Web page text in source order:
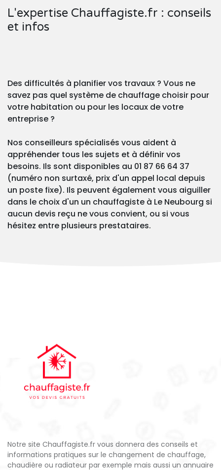
L'expertise Chauffagiste.fr : conseils
et infos
Des difficultés à planifier vos travaux ? Vous ne
savez pas quel système de chauffage choisir pour
votre habitation ou pour les locaux de votre
entreprise ?
Nos conseilleurs spécialisés vous aident à
appréhender tous les sujets et à définir vos
besoins. Ils sont disponibles au 01 87 66 64 37
(numéro non surtaxé, prix d'un appel local depuis
un poste fixe). Ils peuvent également vous aiguiller
dans le choix d'un un chauffagiste à Le Neubourg si
aucun devis reçu ne vous convient, ou si vous
hésitez entre plusieurs prestataires.
Notre site Chauffagiste.fr vous donnera des conseils et
informations pratiques sur le changement de chauffage,
chaudière ou radiateur par exemple mais aussi un annuaire